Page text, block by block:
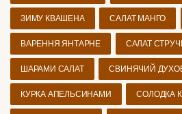
ЗИМУ КВАШЕНА САЛАТ МАНГО
ВАРЕННЯ ЯНТАРНЕ САЛАТ
ШАРАМИ САЛАТ СВИНЯЧИЙ
КУРКА АПЕЛЬСИНАМИ СОЛОДКА